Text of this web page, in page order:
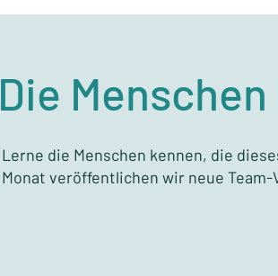
Die
Lerne die Menschen kennen, die
Monat veröffentlichen wir neue